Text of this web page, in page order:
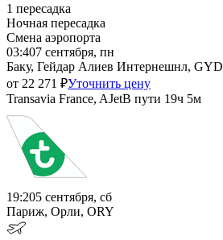
1 пересадка
Ночная пересадка
Смена аэропорта
03:407 сентября, пн
Баку, Гейдар Алиев Интернешнл, GYD
от 22 271 ₽Уточнить цену
Transavia France, AJetВ пути 19ч 5м
19:205 сентября, сб
Париж, Орли, ORY